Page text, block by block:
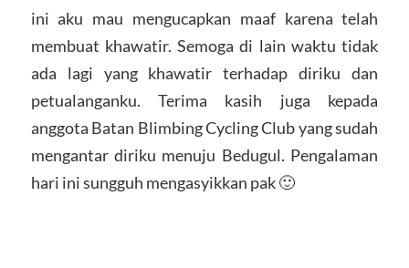
ini aku mau mengucapkan maaf karena telah
membuat khawatir. Semoga di lain waktu tidak
ada lagi yang khawatir terhadap diriku dan
petualanganku. Terima kasih juga kepada
anggota Batan Blimbing Cycling Club yang sudah
mengantar diriku menuju Bedugul. Pengalaman
hari ini sungguh mengasyikkan pak 🙂